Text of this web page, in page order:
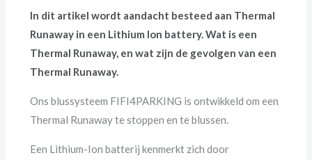
In dit artikel wordt aandacht besteed aan Thermal
Runaway in een Lithium Ion battery. Wat is een
Thermal Runaway, en wat zijn de gevolgen van een
Thermal Runaway.
Ons blussysteem FIFI4PARKING is ontwikkeld om een
Thermal Runaway te stoppen en te blussen.
Een Lithium-Ion batterij kenmerkt zich door